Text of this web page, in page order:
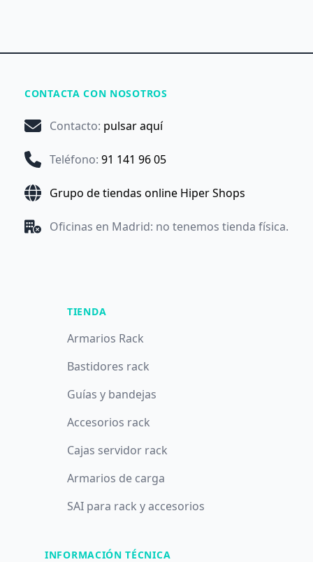
CONTACTA CON NOSOTROS
Contacto: pulsar aquí
Teléfono: 91 141 96 05
Grupo de tiendas online Hiper Shops
Oficinas en Madrid: no tenemos tienda física.
TIENDA
Armarios Rack
Bastidores rack
Guías y bandejas
Accesorios rack
Cajas servidor rack
Armarios de carga
SAI para rack y accesorios
INFORMACIÓN TÉCNICA